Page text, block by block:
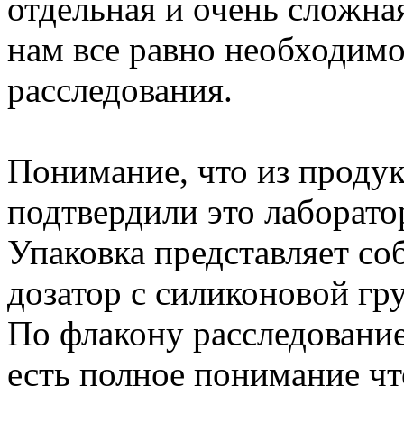
отдельная и очень
нам все равно
расследования.
Понимание, что из
подтвердили это
Упаковка представляет
дозатор с силиконовой
По флакону
есть полное понимание